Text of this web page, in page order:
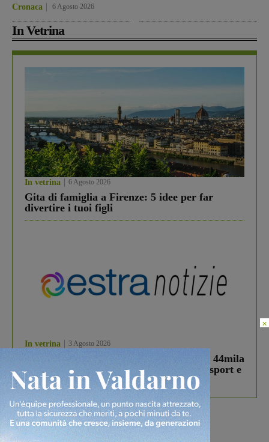
Cronaca 6 Agosto 2026
In Vetrina
In vetrina 6 Agosto 2026
Gita di famiglia a Firenze: 5 idee per far
divertire i tuoi figli
In vetrina 3 Agosto 2026
Estra Notizie agosto: Smart Cities, oltre 44mila
studenti coinvolti, torna il bando per lo sport e
debutta il podcast Estrair
×